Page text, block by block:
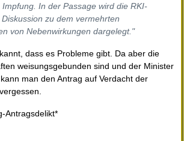
Impfung. In der Passage wird die RKI-
zu dem vermehrten
von Nebenwirkungen dargelegt."
dass es Probleme gibt. Da aber die
weisungsgebunden sind und der Minister
man den Antrag auf Verdacht der
Antragsdelikt*